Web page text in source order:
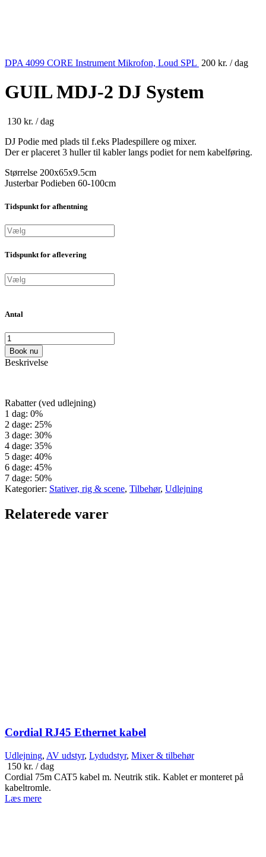
DPA 4099 CORE Instrument Mikrofon, Loud SPL 200 kr. / dag
GUIL MDJ-2 DJ System
130 kr. / dag
DJ Podie med plads til f.eks Pladespillere og mixer.
Der er placeret 3 huller til kabler langs podiet for nem kabelføring.
Størrelse 200x65x9.5cm
Justerbar Podieben 60-100cm
Tidspunkt for afhentning
Tidspunkt for aflevering
Antal
Book nu
Beskrivelse
Rabatter (ved udlejning)
1 dag: 0%
2 dage: 25%
3 dage: 30%
4 dage: 35%
5 dage: 40%
6 dage: 45%
7 dage: 50%
Kategorier: Stativer, rig & scene, Tilbehør, Udlejning
Relaterede varer
Cordial RJ45 Ethernet kabel
Udlejning, AV udstyr, Lydudstyr, Mixer & tilbehør
150 kr. / dag
Cordial 75m CAT5 kabel m. Neutrik stik. Kablet er monteret på
kabeltromle.
Læs mere